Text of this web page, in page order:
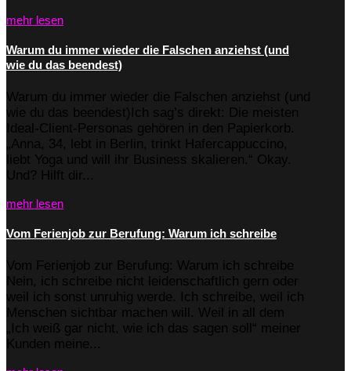
mehr lesen
Warum du immer wieder die Falschen anziehst (und
wie du das beendest)
Warum du immer wieder die Falschen anziehst (und
wie du das beendest)Ich sag’s direkt: Die meisten
Ideal-Client-Personas gehören in den Papierkorb.
„Anna, 34, lebt in Berlin, trinkt Hafercappuccino,
liebt Yoga und will ihr Business skalieren.“ Okay.
Und? Hilft dir...
mehr lesen
Vom Ferienjob zur Berufung: Warum ich schreibe
Vom Ferienjob zur Berufung: Warum ich schreibe
Nein, ich schreibe nicht leidenschaftlich gern oder
weil ich sonst unruhig werde. Ich schreibe, weil ich
Menschen sichtbar machen will. Weil in all dem
„Ich weiß gar nicht, wie ich das sagen soll“ meiner
Kunden meine...